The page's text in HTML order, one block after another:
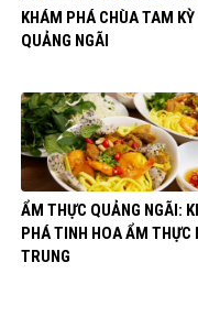
KHÁM PHÁ CHÙA TAM KỲ
QUẢNG NGÃI
ẨM THỰC QUẢNG NGÃI:
PHÁ TINH HOA ẨM THỰC
TRUNG